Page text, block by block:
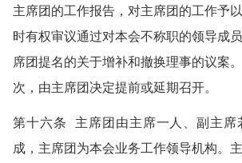
主席团的工作报告，对主席团的工作予
时有权审议通过对本会不称职的领导成
席团提名的关于增补和撤换理事的议案
次，由主席团决定提前或延期召开。
第十六条 主席团由主席一人、副主席
成，主席团为本会业务工作领导机构。